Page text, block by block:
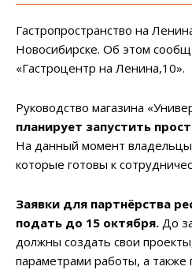
Гастропространство на
Новосибирске. Об этом
«Гастроцентр на Ленина,10».
Руководство магазина
планирует запустить
На данный момент
которые готовы к
Заявки для партнёрства
подать до 15 октября. До
должны создать свои
параметрами работы, а также